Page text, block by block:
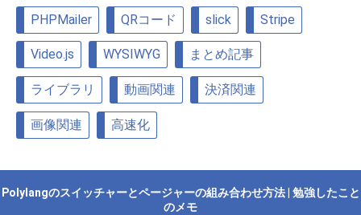
PHPMailer QRコード slick Stripe
Video.js WYSIWYG まとめ記事
ライブラリ 動画関連 決済関連
画像関連 高速化
Polylangのスイッチャーとページャーの組み合わせ方法 | 勉強したこと
のメモ